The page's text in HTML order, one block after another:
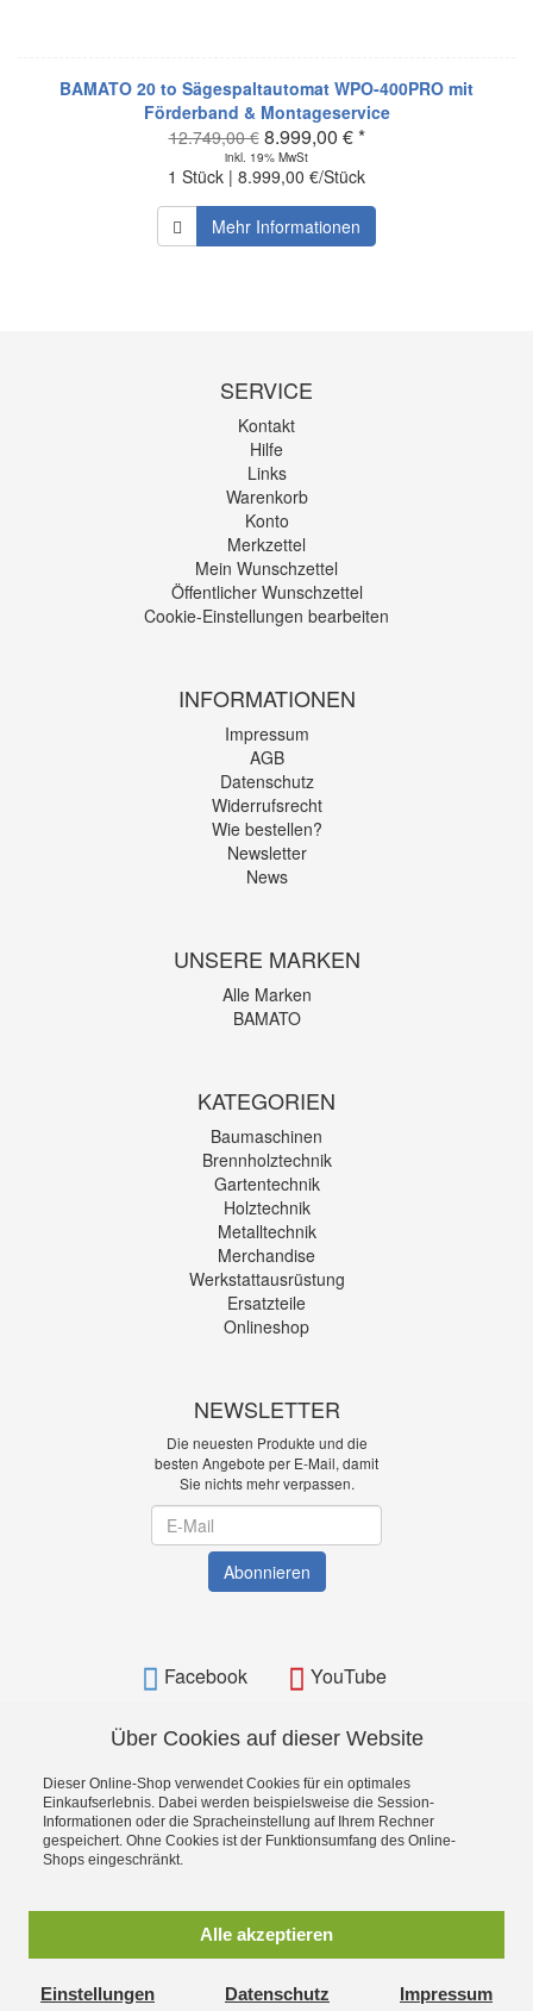
BAMATO 20 to Sägespaltautomat WPO-400PRO mit
Förderband & Montageservice
12.749,00 € 8.999,00 € *
inkl. 19% MwSt
1 Stück | 8.999,00 €/Stück
Mehr Informationen
SERVICE
Kontakt
Hilfe
Links
Warenkorb
Konto
Merkzettel
Mein Wunschzettel
Öffentlicher Wunschzettel
Cookie-Einstellungen bearbeiten
INFORMATIONEN
Impressum
AGB
Datenschutz
Widerrufsrecht
Wie bestellen?
Newsletter
News
UNSERE MARKEN
Alle Marken
BAMATO
KATEGORIEN
Baumaschinen
Brennholztechnik
Gartentechnik
Holztechnik
Metalltechnik
Merchandise
Werkstattausrüstung
Ersatzteile
Onlineshop
NEWSLETTER
Die neuesten Produkte und die
besten Angebote per E-Mail, damit
Sie nichts mehr verpassen.
Abonnieren
Facebook YouTube
BAMATO - Bavarian Machine Tools Online Shop
BAMATO_WITHDRAWAL_BUTTON_TEXT
Über Cookies auf dieser Website
Dieser Online-Shop verwendet Cookies für ein optimales
Einkaufserlebnis. Dabei werden beispielsweise die Session-
Informationen oder die Spracheinstellung auf Ihrem Rechner
gespeichert. Ohne Cookies ist der Funktionsumfang des Online-
Shops eingeschränkt.
Alle akzeptieren
Einstellungen Datenschutz Impressum